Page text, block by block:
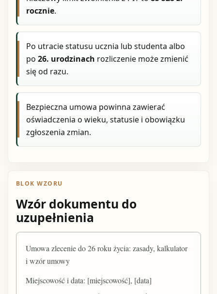
rocznie.
Po utracie statusu ucznia lub studenta albo
po26. urodzinach rozliczenie może zmienić
się od razu.
Bezpieczna umowa powinna zawierać
oświadczenia o wieku, statusie i obowiązku
zgłoszenia zmian.
BLOK WZORU
Wzór dokumentu do
uzupełnienia
Umowa zlecenie do 26 roku życia: zasady, kalkulator
i wzór umowy
Miejscowość i data: [miejscowość], [data]